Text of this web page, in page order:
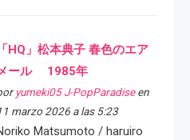
「HQ」松本典子 春色のエア
ール 1985年
yumeki05 J-PopParadiseen
marzo 2026 a las 5:23
Matsumoto / haruiro